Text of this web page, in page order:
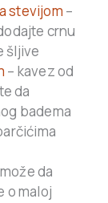
stevijom –
crnu
šljive
– kavez od
da
badema
da
o maloj